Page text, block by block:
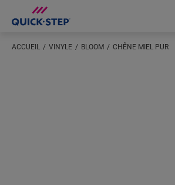
ACCUEIL VINYLE BLOOM CHÊNE MIEL PUR